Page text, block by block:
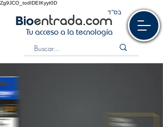
Zg9JCO_todIDEIKyyt0D
Tu acceso a la tecnología
בס“ד